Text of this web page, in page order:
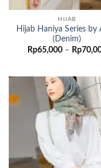
HIJAB
Hijab Haniya Series by
(Denim)
Rp65,000 – Rp